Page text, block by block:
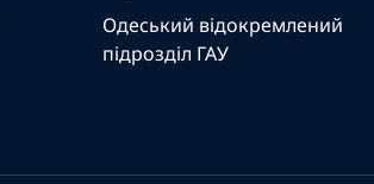
Одеський відокремлений
підрозділ ГАУ